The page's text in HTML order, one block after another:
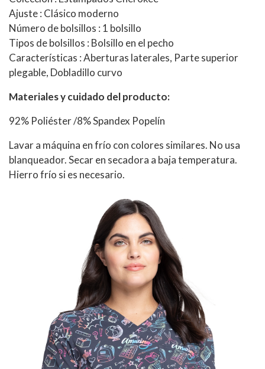
Ajuste : Clásico moderno
Número de bolsillos : 1 bolsillo
Tipos de bolsillos : Bolsillo en el pecho
Características : Aberturas laterales, Parte superior
plegable, Dobladillo curvo
Materiales y cuidado del producto:
92% Poliéster /8% Spandex Popelín
Lavar a máquina en frío con colores similares. No usa
blanqueador. Secar en secadora a baja temperatura.
Hierro frío si es necesario.